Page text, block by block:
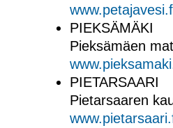
PIEKSÄMÄKI
Pieksämäen
PIETARSAARI
Pietarsaaren